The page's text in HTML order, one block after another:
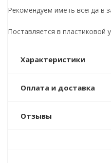
Рекомендуем иметь всегда в
Поставляется в пластиковой
Характеристики
Оплата и доставка
Отзывы